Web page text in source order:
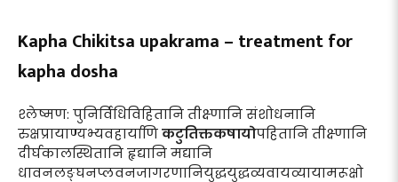
Kapha Chikitsa upakrama – treatment for
kapha dosha
श्लेष्मण: पुनिर्विधिविहितानि तीक्ष्णानि संशोधनानि
रुक्षप्रायाण्यभ्यवहार्याणिकटुतिक्तकषायोपहितानि तीक्ष्णानि
दीर्घकालस्थितानि हृद्यानि मद्यानि
धावनलङ्घनप्लवनजागरणानियुद्धयुद्धव्यवायव्यायामरूक्षो